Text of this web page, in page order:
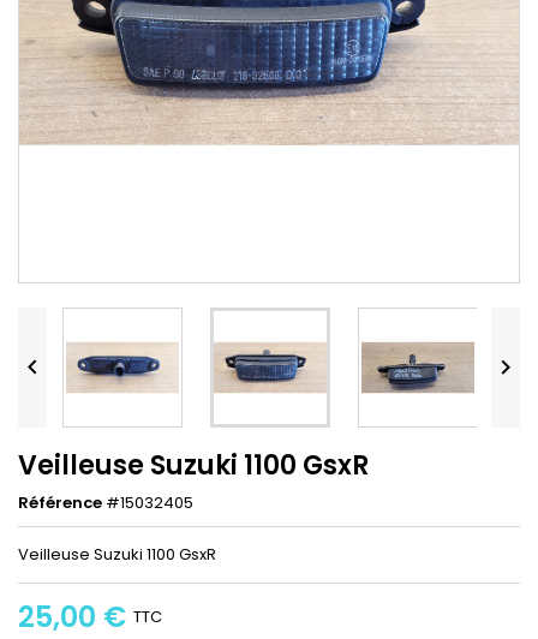
 
Veilleuse Suzuki 1100 GsxR
Référence #15032405
Veilleuse Suzuki 1100 GsxR
25,00 € TTC